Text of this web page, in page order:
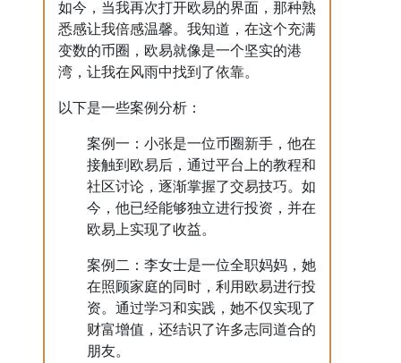
如今，当我再次打开欧易的界面，那种熟
悉感让我倍感温馨。我知道，在这个充满
变数的币圈，欧易就像是一个坚实的港
湾，让我在风雨中找到了依靠。
以下是一些案例分析：
案例一：小张是一位币圈新手，他在
接触到欧易后，通过平台上的教程和
社区讨论，逐渐掌握了交易技巧。如
今，他已经能够独立进行投资，并在
欧易上实现了收益。
案例二：李女士是一位全职妈妈，她
在照顾家庭的同时，利用欧易进行投
资。通过学习和实践，她不仅实现了
财富增值，还结识了许多志同道合的
朋友。